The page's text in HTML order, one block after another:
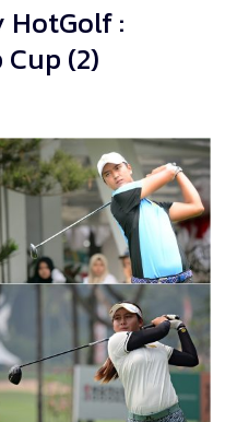
HotGolf :
(2)